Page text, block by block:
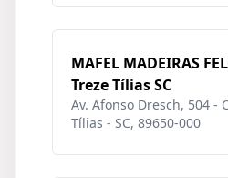
MAFEL MADEIRAS
Treze Tílias SC
Av. Afonso Dresch, 504 -
Tílias - SC, 89650-000